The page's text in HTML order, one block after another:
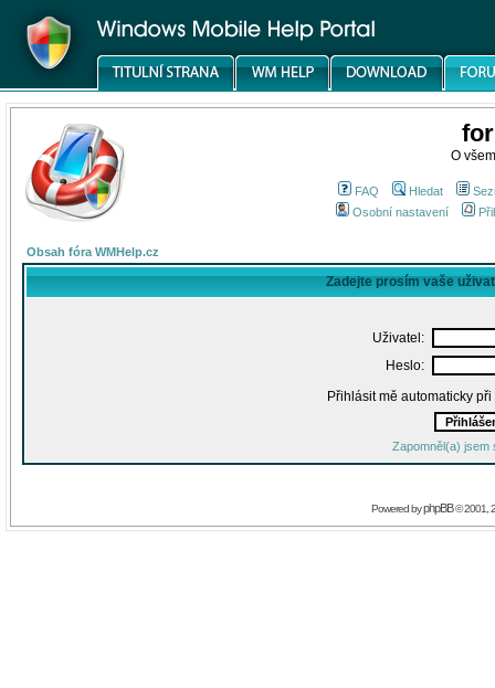
O
FAQ Hledat
Osobní nastavení
Obsah fóra WMHelp.cz
Zadejte prosím vaše
Uživatel:
Heslo:
Přihlásit mě automaticky
Zapomněl(a) jsem
Powered byphpBB© 2001,